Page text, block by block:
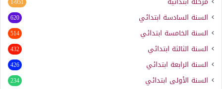
1٬951
السنة السادسة ابتدائي 620
السنة الخامسة ابتدائي 514
السنة الثالثة ابتدائي 432
السنة الرابعة ابتدائي 426
السنة الأولى ابتدائي 234